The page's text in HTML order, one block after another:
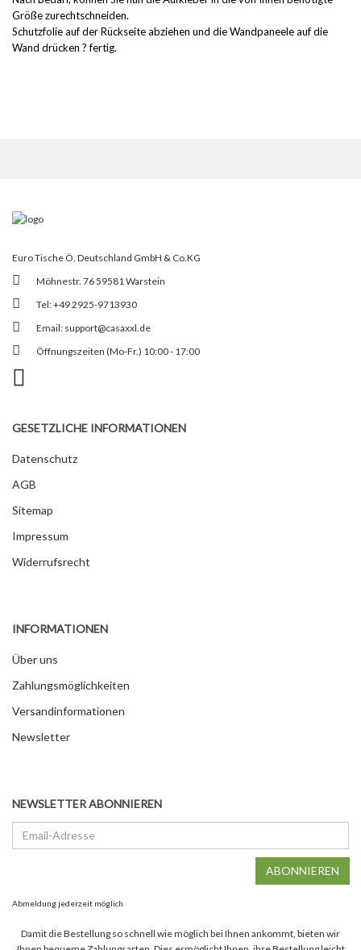
Größe zurechtschneiden.
Schutzfolie auf der Rückseite abziehen und die Wandpaneele auf die
Wand drücken ? fertig.
Euro Tische Ö. Deutschland GmbH & Co.KG
Möhnestr. 76 59581 Warstein
Tel: +49 2925-9713930
Email: support@casaxxl.de
Öffnungszeiten (Mo-Fr.) 10:00 - 17:00
GESETZLICHE INFORMATIONEN
Datenschutz
AGB
Sitemap
Impressum
Widerrufsrecht
INFORMATIONEN
Über uns
Zahlungsmöglichkeiten
Versandinformationen
Newsletter
NEWSLETTER ABONNIEREN
Adresse
ABONNIEREN
Abmeldung jederzeit möglich
Damit die Bestellung so schnell wie möglich bei Ihnen ankommt, bieten wir